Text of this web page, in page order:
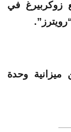
زوكربيرغ في